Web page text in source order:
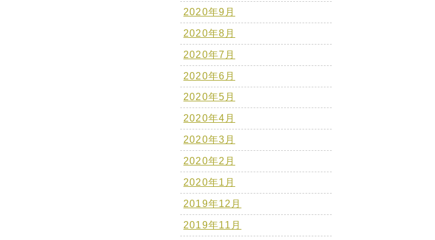
2020年9月
2020年8月
2020年7月
2020年6月
2020年5月
2020年4月
2020年3月
2020年2月
2020年1月
2019年12月
2019年11月